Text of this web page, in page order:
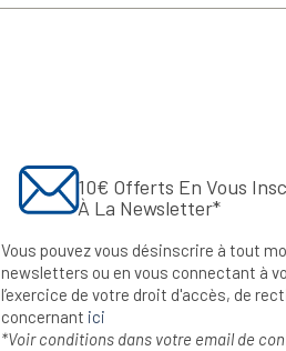
10€ Offerts En Vous
À La Newsletter*
Vous pouvez vous désinscrire à tout
newsletters ou en vous connectant à
l’exercice de votre droit d'accès, de
concernant ici
*Voir conditions dans votre email de